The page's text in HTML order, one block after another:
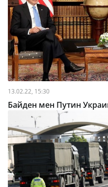
13.02.22, 15:30
Байден мен Путин